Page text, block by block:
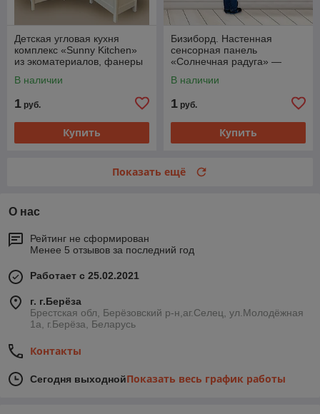
Детская угловая кухня
комплекс «Sunny Kitchen»
из экоматериалов, фанеры
и дома
В наличии
1 руб.
Купить
Бизиборд. Настенная
сенсорная панель
«Солнечная радуга» —
Монтессори для игровой
В наличии
1 руб.
Купить
Показать ещё
О нас
Рейтинг не сформирован
Менее 5 отзывов за последний год
Работает с 25.02.2021
г. г.Берёза
Брестская обл, Берёзовский р-н,аг.Селец, ул.Молодёжная
1а, г.Берёза, Беларусь
Контакты
Сегодня выходнойПоказать весь график работы